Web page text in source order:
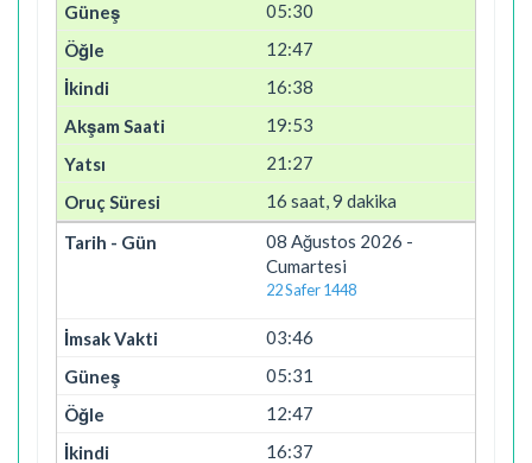
05:30
12:47
16:38
19:53
21:27
16 saat, 9 dakika
08 Ağustos 2026 -
Cumartesi
22 Safer 1448
03:46
05:31
12:47
16:37